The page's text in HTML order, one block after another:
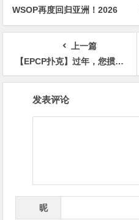
WSOP再度回归亚洲！2026
APL济州站6月19-28日盛大登
上一篇
【EPCP扑克】过年，您掼蛋了吗
发表评论
昵